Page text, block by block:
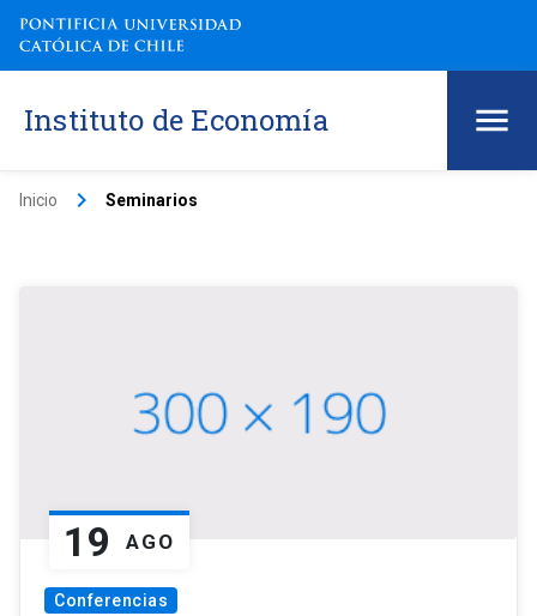
Instituto de Economía
Inicio keyboard_arrow_right Seminarios
19 AGO
Conferencias